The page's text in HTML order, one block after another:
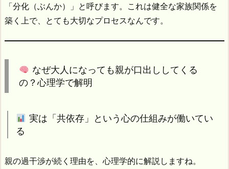
「分化（ぶんか）」と呼びます。これは健全な家族関係を
築く上で、とても大切なプロセスなんです。
なぜ大人になっても親が口出ししてくる
の？心理学で解明
実は「共依存」という心の仕組みが働いてい
る
親の過干渉が続く理由を、心理学的に解説しますね。